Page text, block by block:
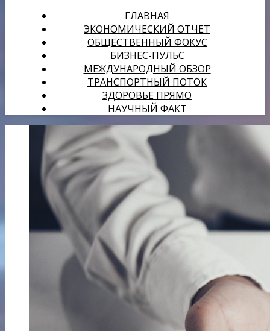
ГЛАВНАЯ
ЭКОНОМИЧЕСКИЙ ОТЧЕТ
ОБЩЕСТВЕННЫЙ ФОКУС
БИЗНЕС-ПУЛЬС
МЕЖДУНАРОДНЫЙ ОБЗОР
ТРАНСПОРТНЫЙ ПОТОК
ЗДОРОВЬЕ ПРЯМО
НАУЧНЫЙ ФАКТ